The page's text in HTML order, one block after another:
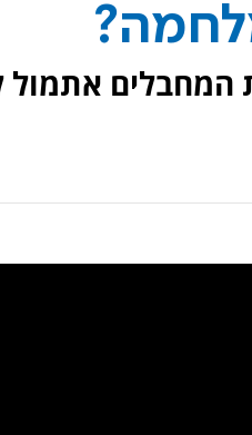
המחבלים אתמול